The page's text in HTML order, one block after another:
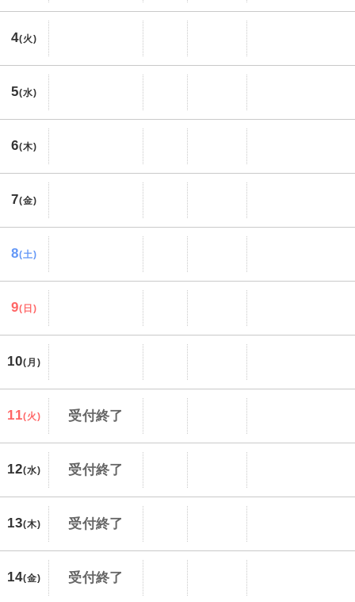
4(火)
5(水)
6(木)
7(金)
8(土)
9(日)
10(月)
11(火) 受付終了
12(水) 受付終了
13(木) 受付終了
14(金) 受付終了